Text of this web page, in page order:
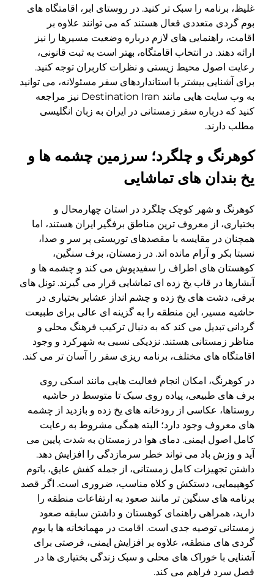
غلیظ، برنامه را سبک تر کنید. در روستای ابر، اقامتگاه های
بوم گردی متعددی فعال هستند که می توانند علاوه بر
اقامت، راهنمایی های لازم درباره وضعیت مسیرها را نیز
ارائه دهند. در انتخاب اقامتگاه، بهتر است به ثبت قانونی،
رعایت اصول محیط زیستی و نظرات کاربران توجه کنید.
برای آشنایی بیشتر با استانداردهای سفر مسئولانه، می توانید
به وب سایت هایی مانند Destination Iran نیز مراجعه
کنید که درباره سفر زمستانی در ایران به زبان انگلیسی
مطلب دارند.
کوهرنگ و چلگرد؛ سرزمین چشمه ها و
یخ بندان های تماشایی
کوهرنگ و شهر کوچک چلگرد در استان چهارمحال و
بختیاری، از معروف ترین مناطق برفگیر ایران هستند، اما
همچنان در مقایسه با مقصدهای توریستی پر سر و صدا،
نسبتا بکر و آرام مانده اند. در زمستان، برف سنگین،
کوهستان های اطراف را سفیدپوش می کند و چشمه ها و
آبشارها در قاب یخ زده ای تماشایی قرار می گیرند. تونل های
برفی، دشت های یخ زده و چشم انداز عشایر بختیاری در
حاشیه مسیر، این منطقه را به گزینه ای عالی برای طبیعت
گردانی تبدیل می کند که به دنبال ترکیب فرهنگ محلی و
مناظر زمستانی هستند. نزدیکی نسبی به شهرکرد و وجود
اقامتگاه های مختلف، برنامه ریزی سفر را آسان تر می کند.
در کوهرنگ، امکان انجام فعالیت هایی مانند اسکی روی
برف های طبیعی، پیاده روی سبک تا متوسط در حاشیه
روستاها، عکاسی از رودخانه های یخ زده و بازدید از چشمه
های معروف وجود دارد؛ البته همگی مشروط به رعایت
کامل اصول ایمنی. دمای هوا در زمستان به شدت پایین می
آید و وزش باد می تواند خطر سرمازدگی را افزایش دهد.
داشتن تجهیزات کامل زمستانی، از جمله کفش عایق، باتوم
کوهپیمایی، دستکش و کلاه مناسب، ضروری است. اگر قصد
برنامه های سنگین تر مانند صعود به ارتفاعات منطقه را
دارید، همراهی راهنمای کوهستان و داشتن سابقه صعود
زمستانی توصیه جدی است. اقامت در مهمانخانه ها یا بوم
گردی های منطقه، علاوه بر افزایش ایمنی، فرصتی برای
آشنایی با خوراک های محلی و سبک زندگی بختیاری ها در
فصل سرد فراهم می کند.